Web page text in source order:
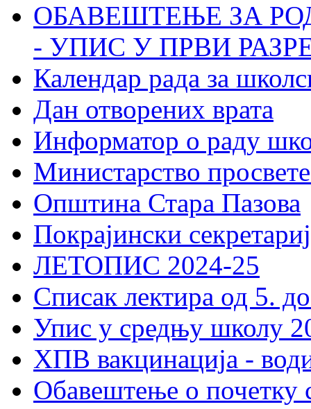
ОБАВЕШТЕЊЕ ЗА
- УПИС У ПРВИ
Календар рада за
Дан отворених врата
Информатор о раду
Министарство
Општина Стара Пазова
Покрајински
ЛЕТОПИС 2024-25
Списак лектира од 5.
Упис у средњу школу
ХПВ вакцинација -
Обавештење о почетку